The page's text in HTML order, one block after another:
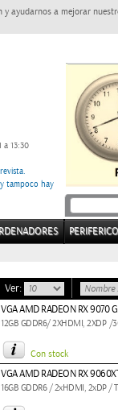
y ayudarnos a mejorar
a 13:30
tampoco hay
Ver:
VGA AMD RADEON RX 9070
12GB GDDR6/ 2XHDMI, 2XDP
Con stock
VGA AMD RADEON RX
16GB GDDR6 / 2xHDMI, 2xDP /